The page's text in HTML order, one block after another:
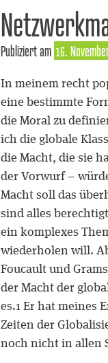
Publiziert am 16.
In meinem recht
eine bestimmte
die Moral zu
ich die globale
die Macht, die sie
der Vorwurf –
Macht soll das
sind alles
ein komplexes
wiederholen will.
Foucault und
der Macht der
es.1 Er hat meines
Zeiten der
noch nicht in allen